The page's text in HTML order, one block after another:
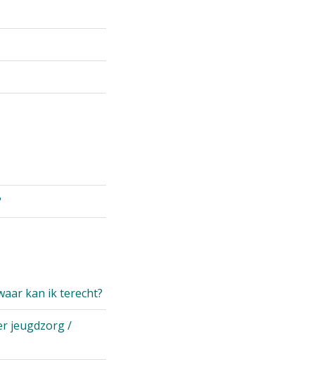
kan ik terecht?
jeugdzorg /